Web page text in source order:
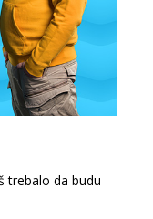
trebalo da budu